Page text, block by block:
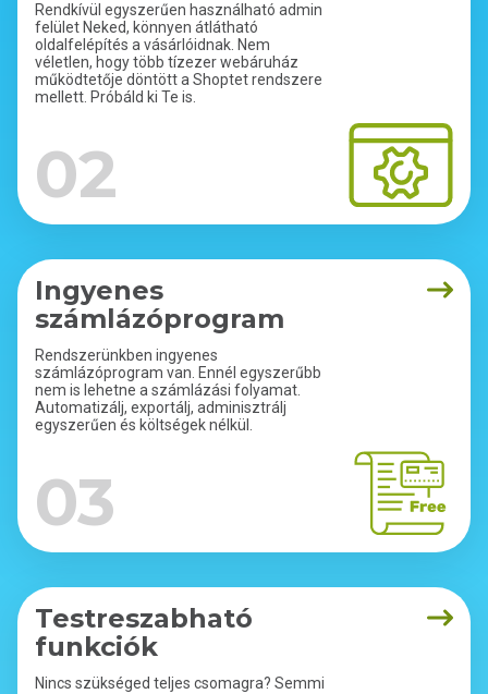
Rendkívül egyszerűen használható admin
felület Neked, könnyen átlátható
oldalfelépítés a vásárlóidnak. Nem
véletlen, hogy több tízezer webáruház
működtetője döntött a Shoptet rendszere
mellett. Próbáld ki Te is.
02
Ingyenes
számlázóprogram
Rendszerünkben ingyenes
számlázóprogram van. Ennél egyszerűbb
nem is lehetne a számlázási folyamat.
Automatizálj, exportálj, adminisztrálj
egyszerűen és költségek nélkül.
03
Testreszabható
funkciók
Nincs szükséged teljes csomagra? Semmi